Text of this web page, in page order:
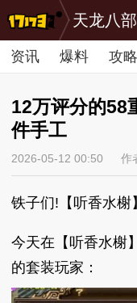
天龙八
资讯 爆料 攻略
12万评分的58
件手工
2026-05-12 00:50 作
铁子们!【听香水榭
今天在【听香水榭
的套装玩家：